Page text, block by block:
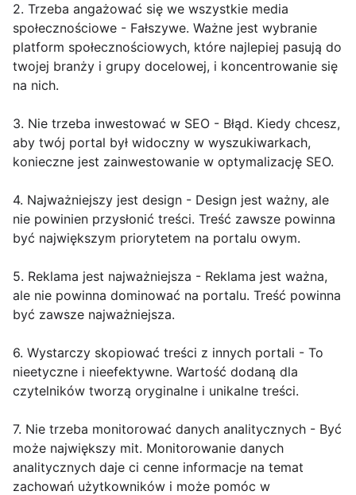
2. Trzeba angażować się we wszystkie media
społecznościowe - Fałszywe. Ważne jest wybranie
platform społecznościowych, które najlepiej pasują do
twojej branży i grupy docelowej, i koncentrowanie się
na nich.
3. Nie trzeba inwestować w SEO - Błąd. Kiedy chcesz,
aby twój portal był widoczny w wyszukiwarkach,
konieczne jest zainwestowanie w optymalizację SEO.
4. Najważniejszy jest design - Design jest ważny, ale
nie powinien przysłonić treści. Treść zawsze powinna
być największym priorytetem na portalu owym.
5. Reklama jest najważniejsza - Reklama jest ważna,
ale nie powinna dominować na portalu. Treść powinna
być zawsze najważniejsza.
6. Wystarczy skopiować treści z innych portali - To
nieetyczne i nieefektywne. Wartość dodaną dla
czytelników tworzą oryginalne i unikalne treści.
7. Nie trzeba monitorować danych analitycznych - Być
może największy mit. Monitorowanie danych
analitycznych daje ci cenne informacje na temat
zachowań użytkowników i może pomóc w